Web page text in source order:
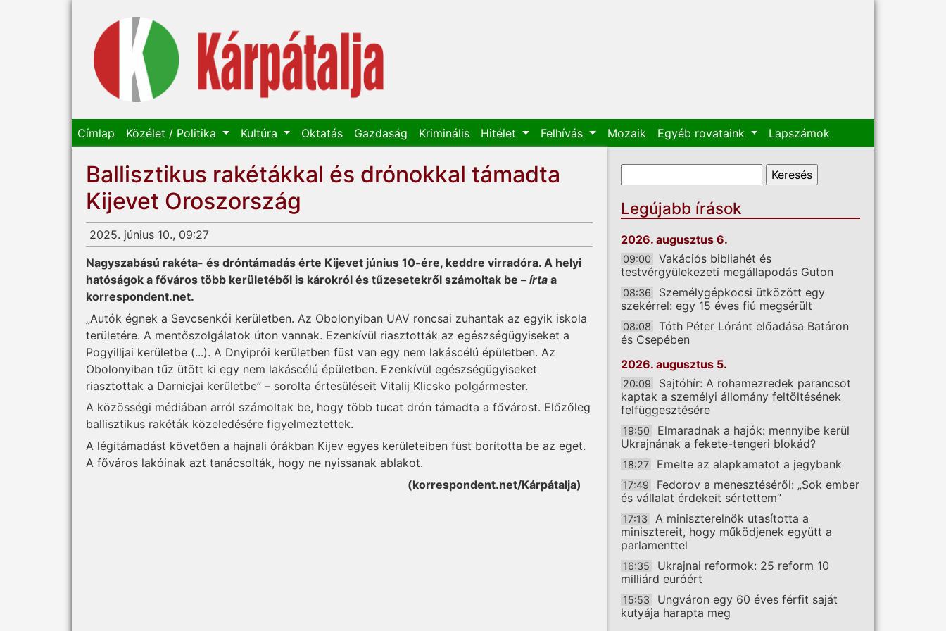
Címlap Közélet / Politika Kultúra Oktatás Gazdaság Kriminális Hitélet Felhívás Mozaik Egyéb rovataink Lapszámok
Ballisztikus rakétákkal és drónokkal támadta
Kijevet Oroszország
2025. június 10., 09:27
Nagyszabású rakéta- és dróntámadás érte Kijevet június 10-ére, keddre virradóra. A helyi
hatóságok a főváros több kerületéből is károkról és tűzesetekről számoltak be – írta a
korrespondent.net.
„Autók égnek a Sevcsenkói kerületben. Az Obolonyiban UAV roncsai zuhantak az egyik iskola
területére. A mentőszolgálatok úton vannak. Ezenkívül riasztották az egészségügyiseket a
Pogyilljai kerületbe (...). A Dnyiprói kerületben füst van egy nem lakáscélú épületben. Az
Obolonyiban tűz ütött ki egy nem lakáscélú épületben. Ezenkívül egészségügyiseket
riasztottak a Darnicjai kerületbe” – sorolta értesüléseit Vitalij Klicsko polgármester.
A közösségi médiában arról számoltak be, hogy több tucat drón támadta a fővárost. Előzőleg
ballisztikus rakéták közeledésére figyelmeztettek.
A légitámadást követően a hajnali órákban Kijev egyes kerületeiben füst borította be az eget.
A főváros lakóinak azt tanácsolták, hogy ne nyissanak ablakot.
(korrespondent.net/Kárpátalja)
Keresés űrlap
Legújabb írások
2026. augusztus 6.
09:00
Vakációs bibliahét és
testvérgyülekezeti megállapodás Guton
08:36
Személygépkocsi ütközött egy
szekérrel: egy 15 éves fiú megsérült
08:08
Tóth Péter Lóránt előadása Batáron
és Csepében
2026. augusztus 5.
20:09
Sajtóhír: A rohamezredek parancsot
kaptak a személyi állomány feltöltésének
felfüggesztésére
19:50
Elmaradnak a hajók: mennyibe kerül
Ukrajnának a fekete-tengeri blokád?
18:27 Emelte az alapkamatot a jegybank
17:49
Fedorov a menesztéséről: „Sok ember
és vállalat érdekeit sértettem”
17:13
A miniszterelnök utasította a
minisztereit, hogy működjenek együtt a
parlamenttel
16:35
Ukrajnai reformok: 25 reform 10
milliárd euróért
15:53
Ungváron egy 60 éves férfit saját
kutyája harapta meg